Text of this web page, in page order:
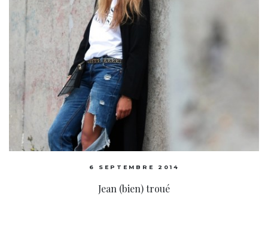
6 SEPTEMBRE 2014
Jean (bien) troué